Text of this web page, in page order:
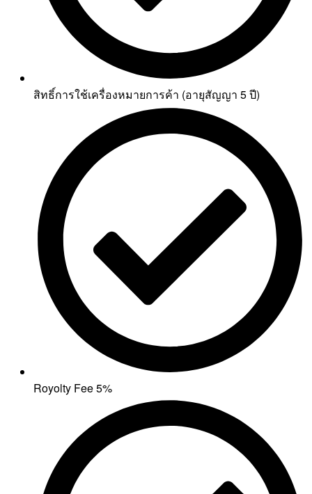
สิทธิ์การใช้เครื่องหมายการค้า (อายุสัญญา 5 ปี)
Royolty Fee 5%